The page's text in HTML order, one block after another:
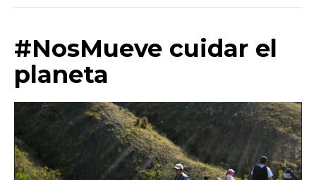
#NosMueve cuidar el
planeta